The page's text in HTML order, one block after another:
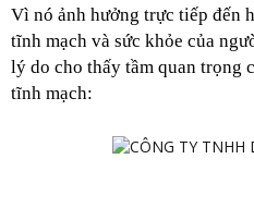
Vì nó ảnh hưởng trực tiếp đến
tĩnh mạch và sức khỏe của
lý do cho thấy tầm quan trọng
tĩnh mạch: